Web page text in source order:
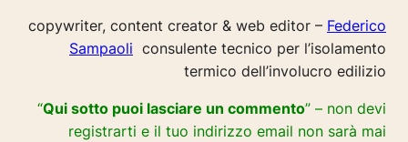
copywriter, content creator & web editor – Federico
Sampaoli consulente tecnico per l’isolamento
termico dell’involucro edilizio
“Qui sotto puoi lasciare un commento” – non devi
registrarti e il tuo indirizzo email non sarà mai